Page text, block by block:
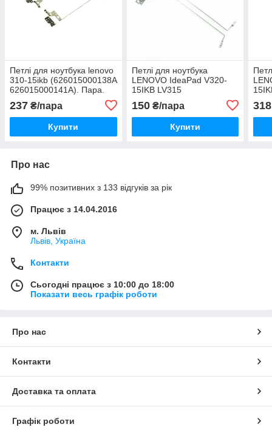
Петлі для ноутбука lenovo
310-15ikb (626015000138A
626015000141A). Пара.
237 ₴/пара
Купити
Петлі для ноутбука
LENOVO IdeaPad V320-
15IKB LV315
150₴/пара
Купити
318
Про нас
99% позитивних з 133 відгуків за рік
Працює з 14.04.2016
м. Львів
Львів, Україна
Контакти
Сьогодні працює з 10:00 до 18:00
Показати весь графік роботи
Про нас
Контакти
Доставка та оплата
Графік роботи